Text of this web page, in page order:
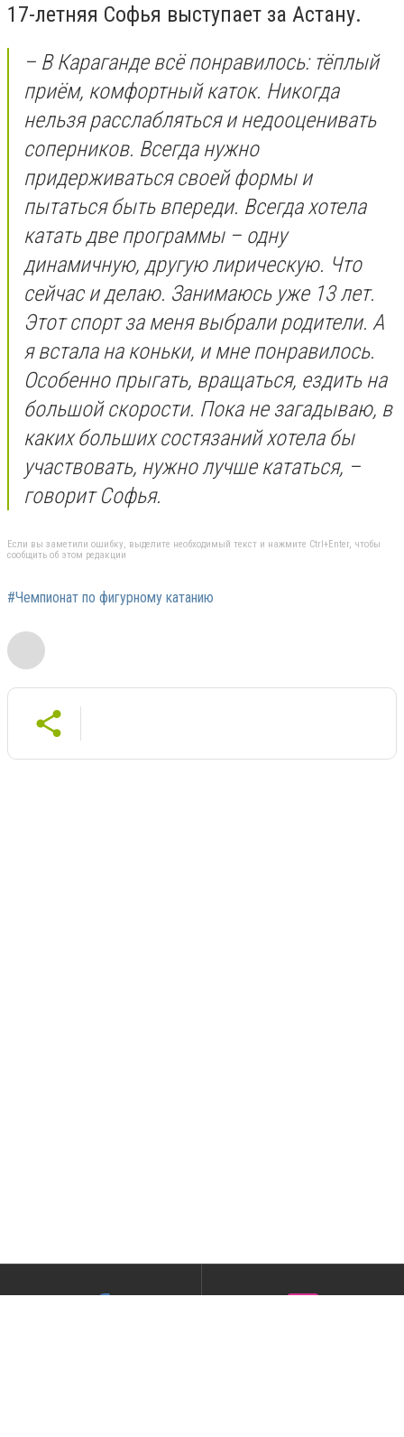
17-летняя Софья выступает за Астану.
– В Караганде всё понравилось: тёплый
приём, комфортный каток. Никогда
нельзя расслабляться и недооценивать
соперников. Всегда нужно
придерживаться своей формы и
пытаться быть впереди. Всегда хотела
катать две программы – одну
динамичную, другую лирическую. Что
сейчас и делаю. Занимаюсь уже 13 лет.
Этот спорт за меня выбрали родители. А
я встала на коньки, и мне понравилось.
Особенно прыгать, вращаться, ездить на
большой скорости. Пока не загадываю, в
каких больших состязаний хотела бы
участвовать, нужно лучше кататься, –
говорит Софья.
Если вы заметили ошибку, выделите необходимый текст и нажмите Ctrl+Enter, чтобы
сообщить об этом редакции
#Чемпионат по фигурному катанию